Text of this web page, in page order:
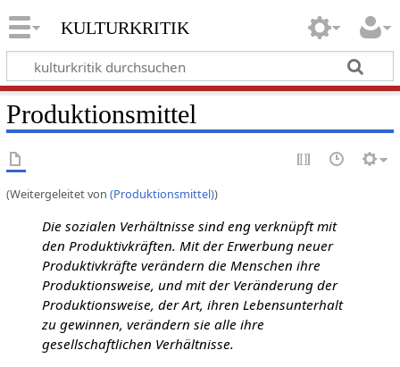
kulturkritik
Produktionsmittel
(Weitergeleitet von (Produktionsmittel))
Die sozialen Verhältnisse sind eng verknüpft mit
den Produktivkräften. Mit der Erwerbung neuer
Produktivkräfte verändern die Menschen ihre
Produktionsweise, und mit der Veränderung der
Produktionsweise, der Art, ihren Lebensunterhalt
zu gewinnen, verändern sie alle ihre
gesellschaftlichen Verhältnisse.